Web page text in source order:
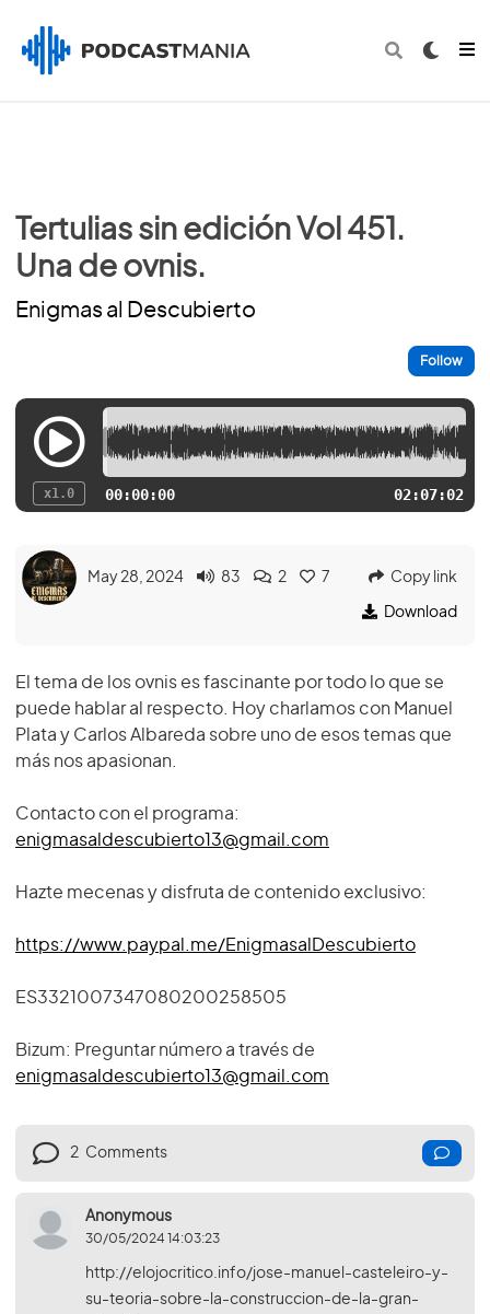
Tertulias sin edición Vol 451.
Una de ovnis.
Enigmas al Descubierto
Follow
00:00:00 02:07:02
x1.0
May 28, 2024 83 2 7 Copy link
Download
El tema de los ovnis es fascinante por todo lo que se
puede hablar al respecto. Hoy charlamos con Manuel
Plata y Carlos Albareda sobre uno de esos temas que
más nos apasionan.
Contacto con el programa:
enigmasaldescubierto13@gmail.com
Hazte mecenas y disfruta de contenido exclusivo:
https://www.paypal.me/EnigmasalDescubierto
ES3321007347080200258505
Bizum: Preguntar número a través de
enigmasaldescubierto13@gmail.com
2 Comments
Anonymous
30/05/2024 14:03:23
http://elojocritico.info/jose-manuel-casteleiro-y-
su-teoria-sobre-la-construccion-de-la-gran-